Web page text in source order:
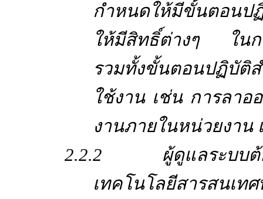
กำหนดให้มีขั้นตอนปฏิ
ให้มีสิทธิ์ต่างๆ ในก
รวมทั้งขั้นตอนปฏิบัติ
ใช้งาน เช่น การลาอ
งานภายในหน่วยงาน
2.2.2 ผู้ดูแลระบบต้อง
เทคโนโลยีสารส